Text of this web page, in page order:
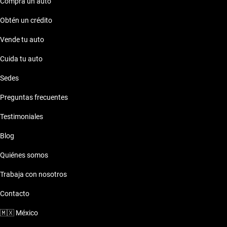
Obtén un crédito
Vende tu auto
Cuida tu auto
Sedes
Preguntas frecuentes
Testimoniales
Blog
Quiénes somos
Trabaja con nosotros
Contacto
🇲🇽 México